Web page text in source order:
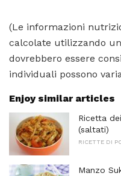
(Le informazioni
calcolate utilizzando
dovrebbero essere
individuali possono
Enjoy similar articles
Ricetta
(saltati)
RICETTE DI
Manzo